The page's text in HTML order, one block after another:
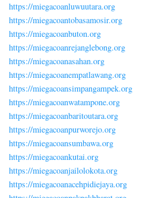
https://miegacoanluwuutara.org
https://miegacoantobasamosir.org
https://miegacoanbuton.org
https://miegacoanrejanglebong.org
https://miegacoanasahan.org
https://miegacoanempatlawang.org
https://miegacoansimpangampek.org
https://miegacoanwatampone.org
https://miegacoanbaritoutara.org
https://miegacoanpurworejo.org
https://miegacoansumbawa.org
https://miegacoankutai.org
https://miegacoanjailolokota.org
https://miegacoanacehpidiejaya.org